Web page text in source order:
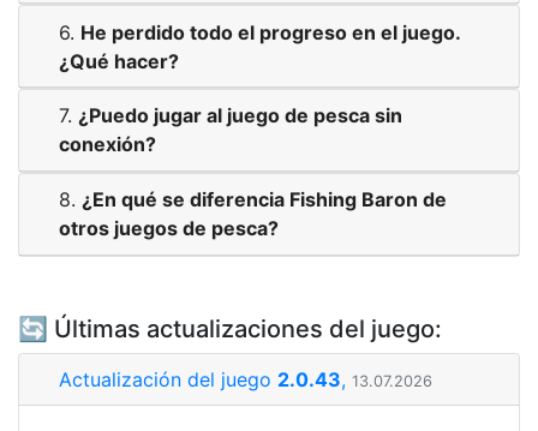
6. He perdido todo el progreso en el juego.
¿Qué hacer?
7. ¿Puedo jugar al juego de pesca sin
conexión?
8. ¿En qué se diferencia Fishing Baron de
otros juegos de pesca?
🔄 Últimas actualizaciones del juego:
Actualización del juego 2.0.43, 13.07.2026